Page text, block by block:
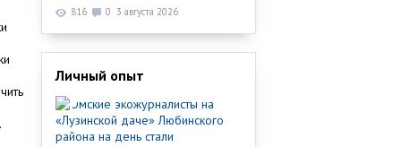
816 0 3 августа 2026
Личный опыт